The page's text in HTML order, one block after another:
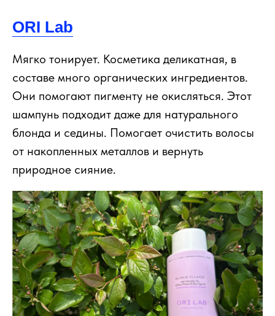
ORI Lab
Мягко тонирует. Косметика деликатная, в
составе много органических ингредиентов.
Они помогают пигменту не окисляться. Этот
шампунь подходит даже для натурального
блонда и седины. Помогает очистить волосы
от накопленных металлов и вернуть
природное сияние.